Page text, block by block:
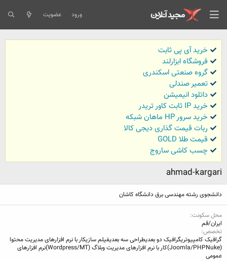
ورود عضویت
خرید آی پی ثابت
فروشگاه ابزارلند
گروه صنعتی اسکندری
تعمیر صندلی
داتلود انیمیشن
خرید IP ثابت کاور تریدر
خرید سرور HP ماهان شبکه
ربات قیمت گذاری دیجی کالا
قیمت طلا GOLD
چسب کاشی ساروج
ahmad-kargari
دانشجوی رشته مهندسی برق دانشگاه کاشان
محل سکونت
ایران/قم
تخصص
گرافیک کامپیوتریگرافیک دو بعدیطراحی سه بعدیفیلم سازیکار با نرم افزارهای مدیریت محتوا
(Joomla/PHPNuke)
کار با نرم افزارهای مدیریت وبلاگ (Wordpress/MT)
نرم افزارهای
عمومی